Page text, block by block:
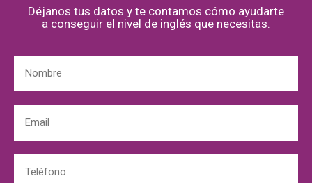
Déjanos tus datos y te contamos cómo ayudarte
a conseguir el nivel de inglés que necesitas.